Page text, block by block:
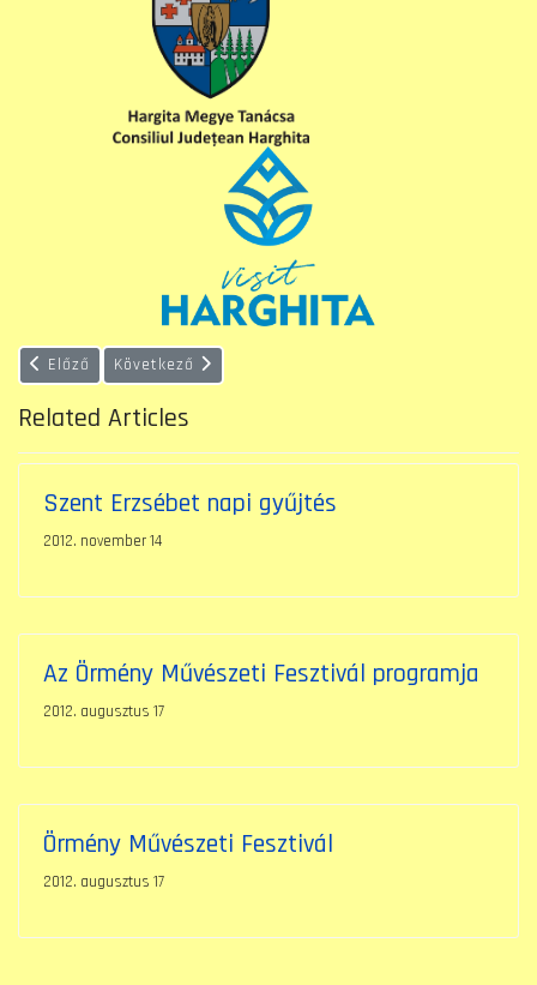
Előző cikk: Integrálódás és befogadás, Örmény-Magyar
Előző Következő cikk: Örmény művészeti fesztivál lesz
Következő
Related Articles
Szent Erzsébet napi gyűjtés
2012. november 14
Az Örmény Művészeti Fesztivál programja
2012. augusztus 17
Örmény Művészeti Fesztivál
2012. augusztus 17